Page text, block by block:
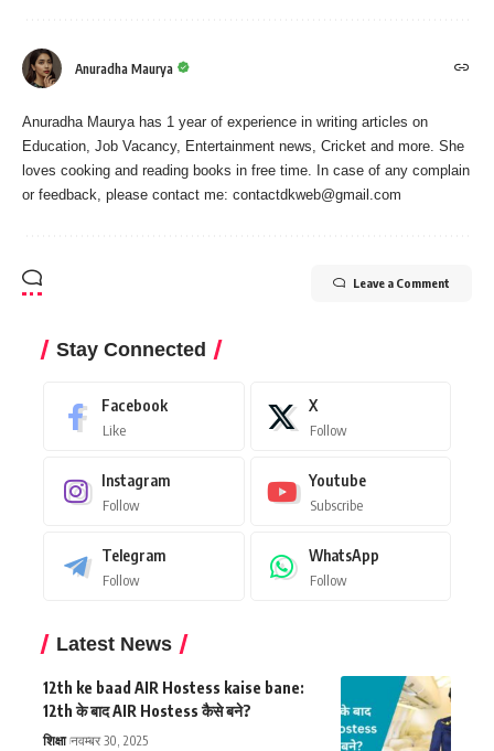
Anuradha Maurya
Anuradha Maurya has 1 year of experience in writing articles on
Education, Job Vacancy, Entertainment news, Cricket and more. She
loves cooking and reading books in free time. In case of any complain
or feedback, please contact me: contactdkweb@gmail.com
Leave a Comment
Stay Connected
Facebook
Like
X
Follow
Instagram
Follow
Youtube
Subscribe
Telegram
Follow
WhatsApp
Follow
Latest News
12th ke baad AIR Hostess kaise bane:
12th के बाद AIR Hostess कैसे बने?
शिक्षा नवम्बर 30, 2025